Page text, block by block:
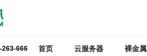
263-666 首页 云服务器 裸金属